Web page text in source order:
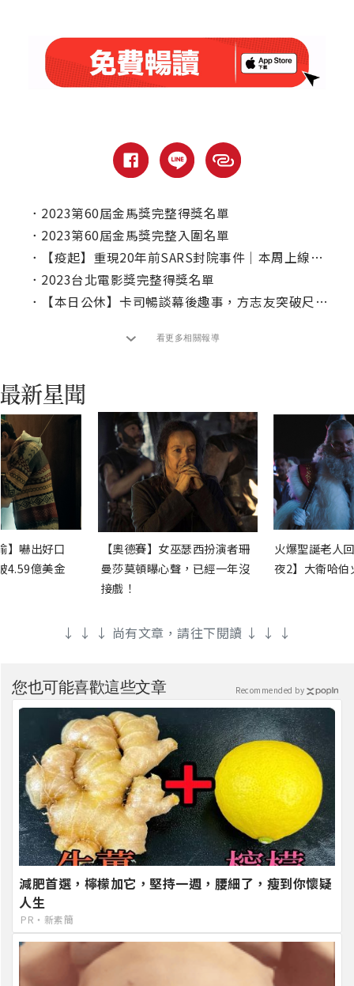
． 2023第60屆金馬獎完整得獎名單
． 2023第60屆金馬獎完整入圍名單
．
【疫起】重現20年前SARS封院事件｜本周上線、電視首播推薦
． 2023台北電影獎完整得獎名單
．
【本日公休】卡司暢談幕後趣事，方志友突破尺度與傅孟柏上裸很自在
看更多相關報導
】嚇出好口
4.59億美金
【奧德賽】女巫瑟西扮演者珊
曼莎莫頓曝心聲，已經一年沒
接戲！
火爆聖誕老人
夜2】大衛哈伯
↓ ↓ ↓ 尚有文章，請往下閱讀 ↓ ↓ ↓
您也可能喜歡這些文章
減肥首選，檸檬加它，堅持一週，腰細了，瘦到你懷疑
人生
PR・新素簡
Recommended by